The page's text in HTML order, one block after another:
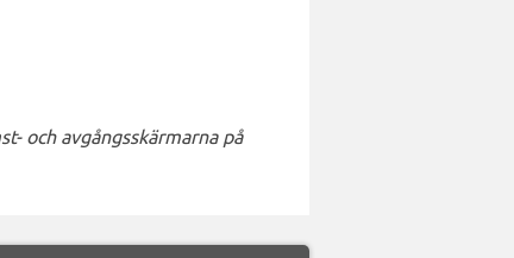
och avgångsskärmarna på